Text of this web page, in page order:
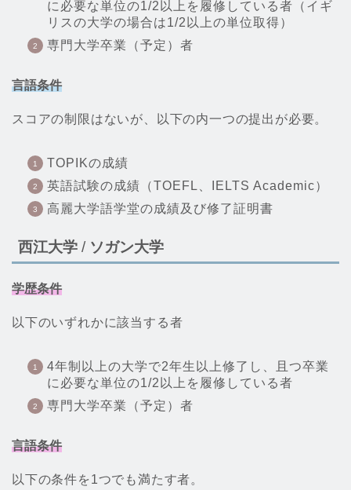
に必要な単位の1/2以上を履修している者（イギ
リスの大学の場合は1/2以上の単位取得）
専門大学卒業（予定）者
言語条件
スコアの制限はないが、以下の内一つの提出が必要。
TOPIKの成績
英語試験の成績（TOEFL、IELTS Academic）
高麗大学語学堂の成績及び修了証明書
西江大学 / ソガン大学
学歴条件
以下のいずれかに該当する者
4年制以上の大学で2年生以上修了し、且つ卒業
に必要な単位の1/2以上を履修している者
専門大学卒業（予定）者
言語条件
以下の条件を1つでも満たす者。